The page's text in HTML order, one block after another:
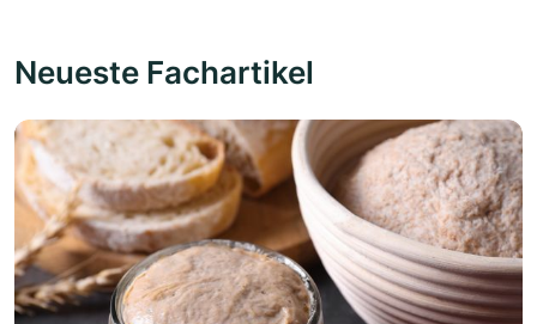
Neueste Fachartikel